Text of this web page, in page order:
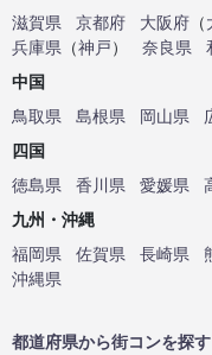
滋賀県
京都府 大阪府 （
兵庫県 （神戸） 奈良県
中国
鳥取県
島根県 岡山県
四国
徳島県
香川県 愛媛県
九州・沖縄
福岡県
佐賀県 長崎県
沖縄県
都道府県から街コンを探す